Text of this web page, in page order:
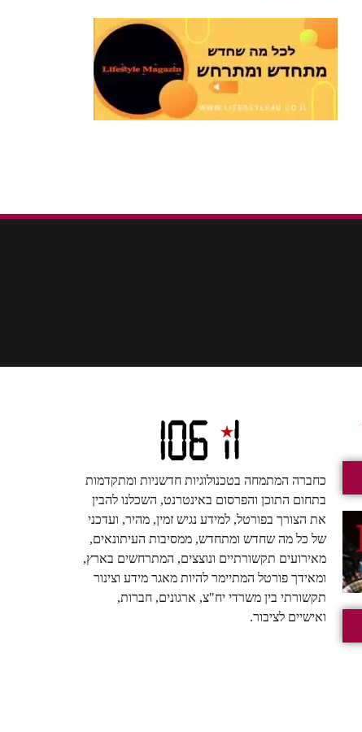
כחברה המתמחה בטכנולוגיות חדשניות ומתקדמות
בתחום התוכן והפרסום באינטרנט, השכלנו להבין
את הצורך בפורטל, למידע נגיש זמין, מהיר, ועדכני
של כל מה שחדש ומתחדש, ממסיבות העיתונאים,
מאירועים תקשורתיים ונוצצים, המתרחשים בארץ,
ומאידך פורטל המתיימר להיות מאגר מידע וצינור
תקשורתי בין משרדי יח"צ, ארגונים, חברות,
ואישיים לציבור.